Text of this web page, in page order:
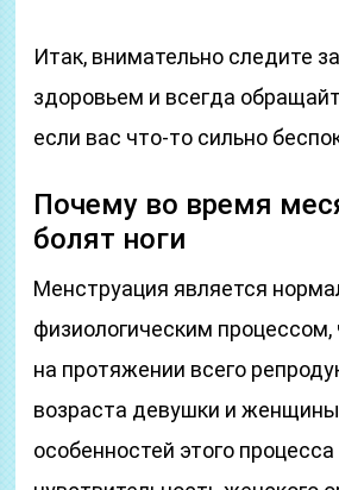
Итак, внимательно следите
здоровьем и всегда
если вас что-то сильно
Почему во время
болят ноги
Менструация является
физиологическим процессом,
на протяжении всего
возраста девушки и
особенностей этого